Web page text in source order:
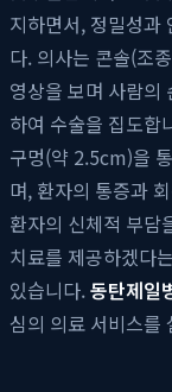
지하면서, 정밀성과
다. 의사는 콘솔(조
영상을 보며 사람의
하여 수술을 집도합
구멍(약 2.5cm)을
며, 환자의 통증과
환자의 신체적 부담
치료를 제공하겠다
있습니다.동탄제일
심의 의료 서비스를